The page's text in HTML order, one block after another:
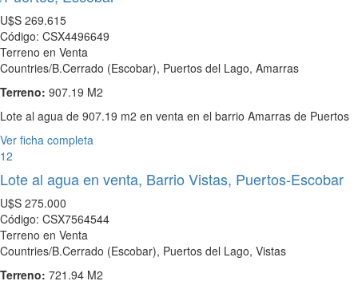
U$S 269.615
Código: CSX4496649
Terreno en Venta
Countries/B.Cerrado (Escobar), Puertos del Lago, Amarras
Terreno: 907.19 M2
Lote al agua de 907.19 m2 en venta en el barrio Amarras de Puertos
Ver ficha completa
12
Lote al agua en venta, Barrio Vistas, Puertos-Escobar
U$S 275.000
Código: CSX7564544
Terreno en Venta
Countries/B.Cerrado (Escobar), Puertos del Lago, Vistas
Terreno: 721.94 M2